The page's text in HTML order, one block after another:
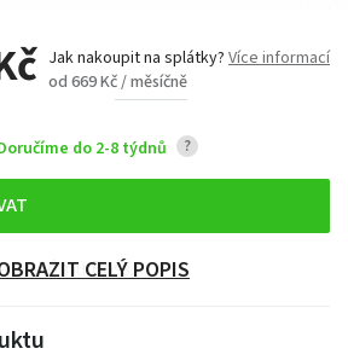
Jak nakoupit na splátky? Více informací
od 669 Kč / měsíčně
do 2-8 týdnů ?
systému Boss.
CELÝ POPIS